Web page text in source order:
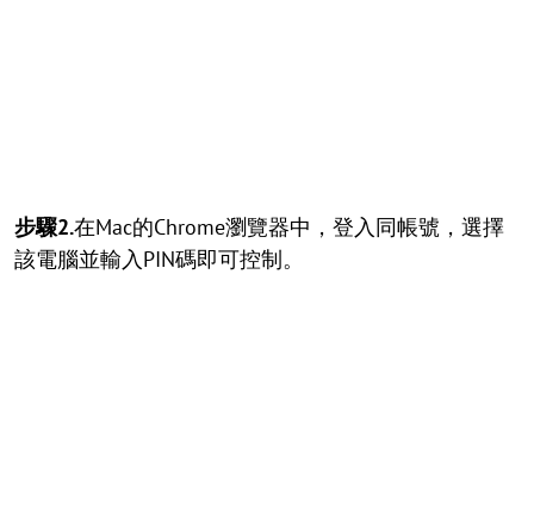
步驟2.在Mac的Chrome瀏覽器中，登入同帳號，選擇
該電腦並輸入PIN碼即可控制。